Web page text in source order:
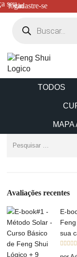
seu
login
cadastre-se
TODOS
Avaliações recentes
E-
sua